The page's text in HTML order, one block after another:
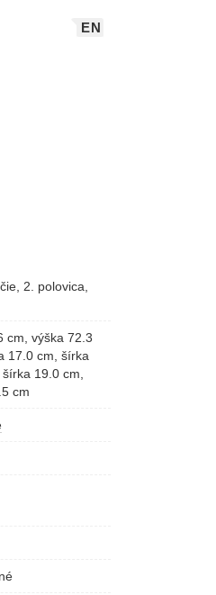
EN
2. polovica,
cm, výška 72.3
17.0 cm, šírka
19.0 cm,
cm